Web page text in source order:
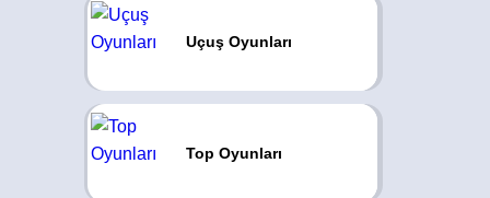
Uçuş Oyunları
Top Oyunları